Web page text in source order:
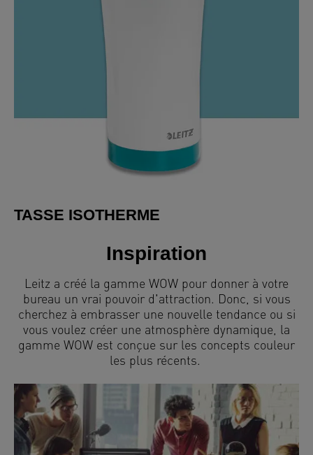
TASSE ISOTHERME
Inspiration
Leitz a créé la gamme WOW pour donner à votre
bureau un vrai pouvoir d'attraction. Donc, si vous
cherchez à embrasser une nouvelle tendance ou si
vous voulez créer une atmosphère dynamique, la
gamme WOW est conçue sur les concepts couleur
les plus récents.